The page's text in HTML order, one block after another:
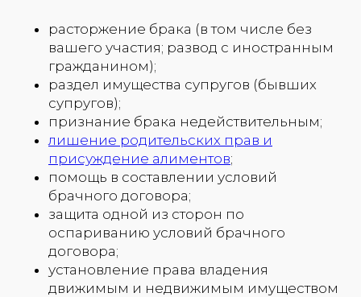
расторжение брака (в том числе без
вашего участия; развод с иностранным
гражданином);
раздел имущества супругов (бывших
супругов);
признание брака недействительным;
лишение родительских прав и
присуждение алиментов;
помощь в составлении условий
брачного договора;
защита одной из сторон по
оспариванию условий брачного
договора;
установление права владения
движимым и недвижимым имуществом